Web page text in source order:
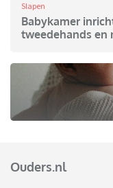
Slapen
Babykamer
tweedehands en
Ouders.nl